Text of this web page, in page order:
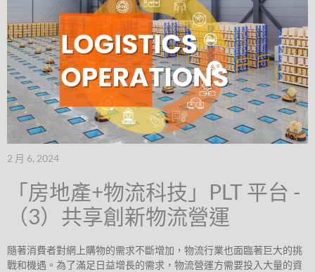
2 月 6, 2024
「房地產+物流科技」PLT 平台 -
（3）共享創新物流營運
隨著消費者對網上購物的需求不斷增加，物流行業也面臨著巨大的挑
戰和機遇。為了滿足日益增長的需求，物流營運方需要投入大量的資